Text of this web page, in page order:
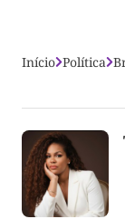
Início Política